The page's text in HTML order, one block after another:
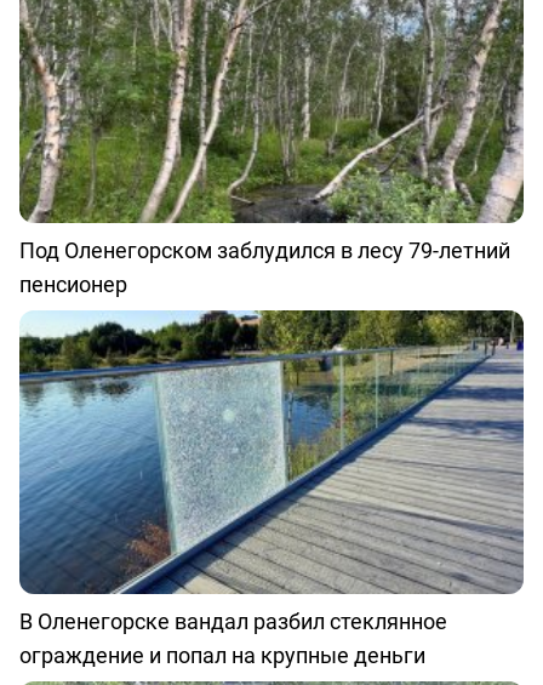
Под Оленегорском заблудился в лесу 79-летний
пенсионер
В Оленегорске вандал разбил стеклянное
ограждение и попал на крупные деньги